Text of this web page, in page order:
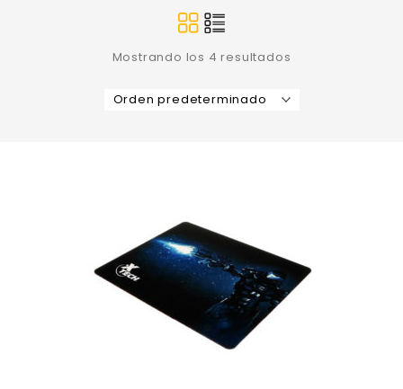
Mostrando los 4 resultados
Orden predeterminado